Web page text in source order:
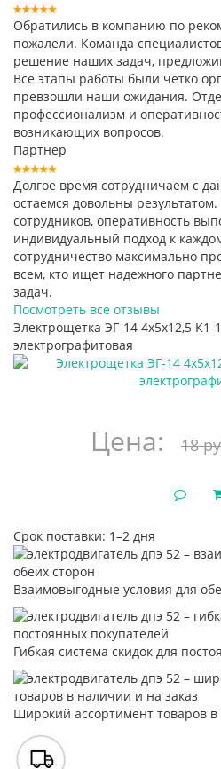
Обратились в компанию по
пожалели. Команда
решение наших задач,
Все этапы работы были четко
превзошли наши ожидания.
профессионализм и
возникающих вопросов.
Партнер
Долгое время сотрудничаем с
остаемся довольны
сотрудников, оперативность
индивидуальный подход к
сотрудничество максимально
всем, кто ищет надежного
задач.
Посмотреть все отзывы
Электрощетка ЭГ-14 4х5х12,5 К1-
электрографитовая
Цена: 18
Срок поставки: 1–2 дня
Взаимовыгодные условия для
Гибкая система скидок для
Широкий ассортимент товаров